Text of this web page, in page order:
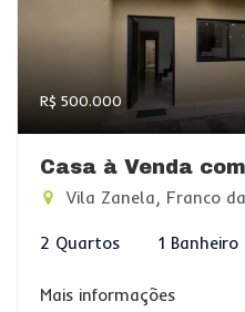
R$ 500.000
Casa à Venda
Vila Zanela, Franco
2 Quartos 1 Banheiro
Mais informações